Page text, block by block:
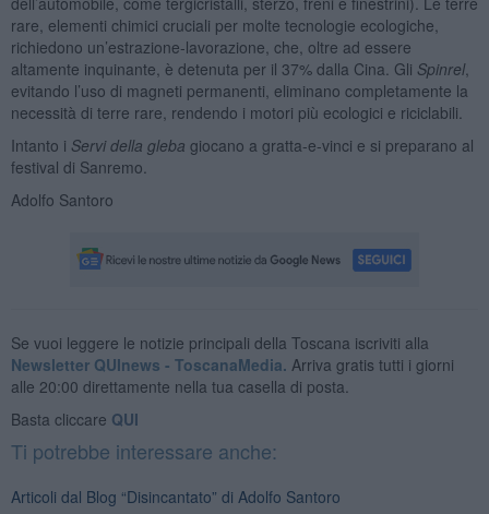
rare, elementi chimici cruciali per molte tecnologie ecologiche,
richiedono un’estrazione-lavorazione, che, oltre ad essere
altamente inquinante, è detenuta per il 37% dalla Cina. Gli Spinrel,
evitando l’uso di magneti permanenti, eliminano completamente la
necessità di terre rare, rendendo i motori più ecologici e riciclabili.
Intanto i Servi della gleba giocano a gratta-e-vinci e si preparano al
festival di Sanremo.
Adolfo Santoro
Se vuoi leggere le notizie principali della Toscana iscriviti alla
Newsletter QUInews - ToscanaMedia. Arriva gratis tutti i giorni
alle 20:00 direttamente nella tua casella di posta.
Basta cliccare QUI
Ti potrebbe interessare anche:
Articoli dal Blog “Disincantato” di Adolfo Santoro